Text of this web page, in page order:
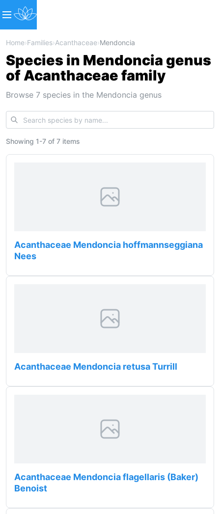
Home›Families›Acanthaceae›Mendoncia
Species in Mendoncia genus
of Acanthaceae family
Browse 7 species in the Mendoncia genus
Showing 1-7 of 7 items
Acanthaceae Mendoncia hoffmannseggiana
Nees
Acanthaceae Mendoncia retusa Turrill
Acanthaceae Mendoncia flagellaris (Baker)
Benoist